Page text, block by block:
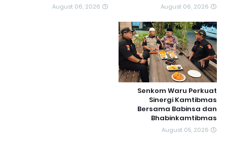
August 06, 2026
August 06, 2026
Senkom Waru Perkuat
Sinergi Kamtibmas
Bersama Babinsa dan
Bhabinkamtibmas
August 05, 2026